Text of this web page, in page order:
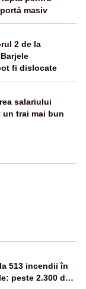
masiv
2 de la
fi dislocate
salariului
un trai mai bun
513 incendii în
peste 2.300 de